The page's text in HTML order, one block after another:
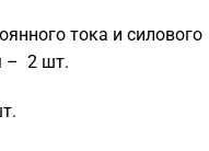
тока и силового
– 2 шт.